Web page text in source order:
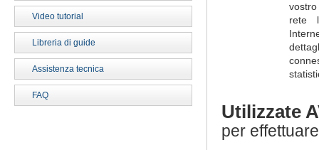
rete
Utilizzate
per
Video tutorial
Libreria di guide
Assistenza tecnica
FAQ